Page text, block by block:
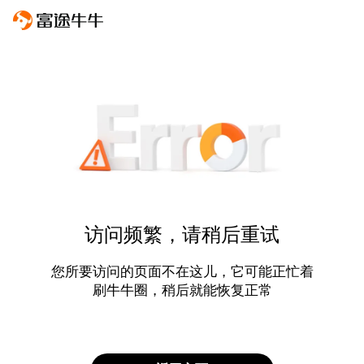
访问频繁，请稍后重试
您所要访问的页面不在这儿，它可能正忙着
刷牛牛圈，稍后就能恢复正常